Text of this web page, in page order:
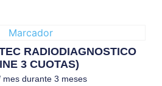
RADIODIAGNOSTICO
3 CUOTAS)
mes durante 3 meses